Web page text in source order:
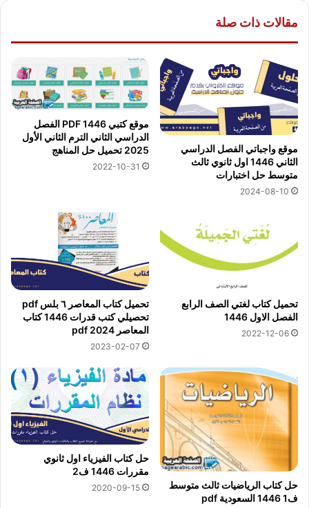
مقالات ذات صلة
موقع واجباتي الفصل الدراسي
الثاني 1446 اول ثانوي ثالث
متوسط حل اختبارات
2024-08-10
موقع كتبي PDF 1446 الفصل
الدراسي الثاني الترم الثاني الأول
2025 تحميل حل المناهج
2022-10-31
تحميل كتاب لغتي الصف الرابع
الفصل الاول 1446
2022-12-06
تحميل كتاب المعاصر ٦ بلس pdf
تحصيلي كتب قدرات 1446 كتاب
المعاصر 2024 pdf
2023-02-07
حل كتاب الرياضيات ثالث متوسط
ف1 1446 السعودية pdf
حل كتاب الفيزياء اول ثانوي
مقررات 1446 ف2
2020-09-15